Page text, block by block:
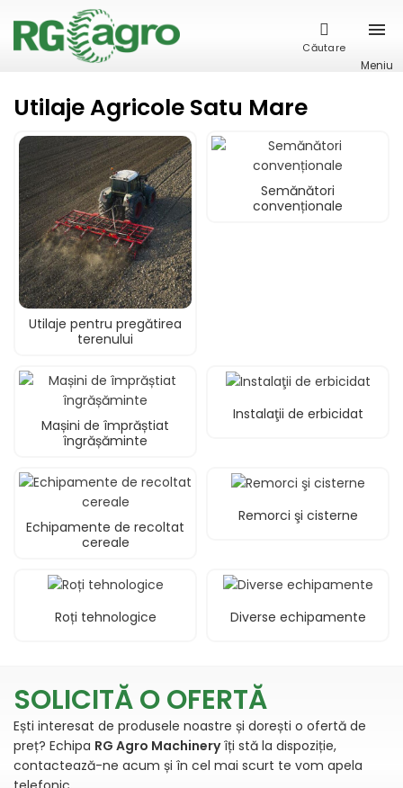
Căutare
Meniu
Utilaje Agricole Satu Mare
Utilaje pentru pregătirea
terenului
Semănători
convenționale
Mașini de împrăștiat
îngrășăminte
Instalaţii de erbicidat
Echipamente de recoltat
cereale
Remorci şi cisterne
Roți tehnologice Diverse echipamente
SOLICITĂ O OFERTĂ
Ești interesat de produsele noastre și dorești o ofertă de
preț? Echipa RG Agro Machineryîți stă la dispoziție,
contactează-ne acum și în cel mai scurt te vom apela